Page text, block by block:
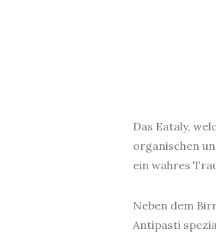
Das Eataly,
organischen
ein wahres
Neben dem
Antipasti